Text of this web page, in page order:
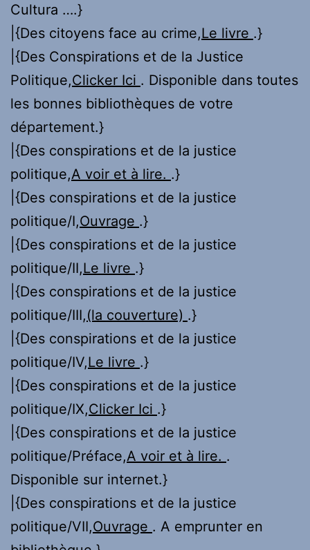
Cultura ….}
|{Des citoyens face au crime,Le livre .}
|{Des Conspirations et de la Justice
Politique,Clicker Ici . Disponible dans toutes
les bonnes bibliothèques de votre
département.}
|{Des conspirations et de la justice
politique,A voir et à lire. .}
|{Des conspirations et de la justice
politique/I,Ouvrage .}
|{Des conspirations et de la justice
politique/II,Le livre .}
|{Des conspirations et de la justice
politique/III,(la couverture) .}
|{Des conspirations et de la justice
politique/IV,Le livre .}
|{Des conspirations et de la justice
politique/IX,Clicker Ici .}
|{Des conspirations et de la justice
politique/Préface,A voir et à lire. .
Disponible sur internet.}
|{Des conspirations et de la justice
politique/VII,Ouvrage . A emprunter en